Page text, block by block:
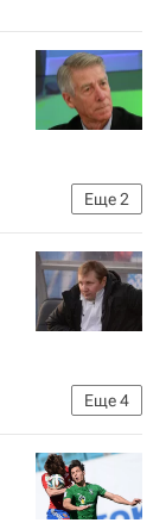
Еще2
Еще4